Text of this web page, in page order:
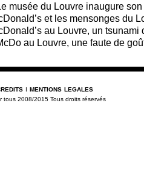
musée du Louvre inaugure
et les mensonges du
au Louvre, un
au Louvre, une faute de
i mentions legales
tous 2008/2015 Tous droits réservés